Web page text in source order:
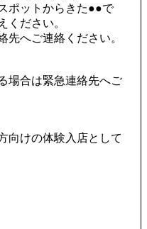
ポットからきた●●で
ください。
先へご連絡ください。
場合は緊急連絡先へご
向けの体験入店として